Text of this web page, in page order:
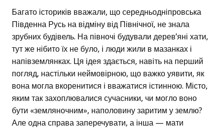
Багато істориків вважали, що середньодніпровська
Південна Русь на відміну від Північної, не знала
зрубних будівель. На півночі будували дерев’яні хати,
тут же нібито їх не було, і люди жили в мазанках і
напівземлянках. Ця ідея здається, навіть на перший
погляд, настільки неймовірною, що важко уявити, як
вона могла вкоренитися і вважатися істинною. Місто,
яким так захоплювалися сучасники, чи могло воно
бути «земляночним», наполовину заритим у землю?
Але одна справа заперечувати, а інша — мати